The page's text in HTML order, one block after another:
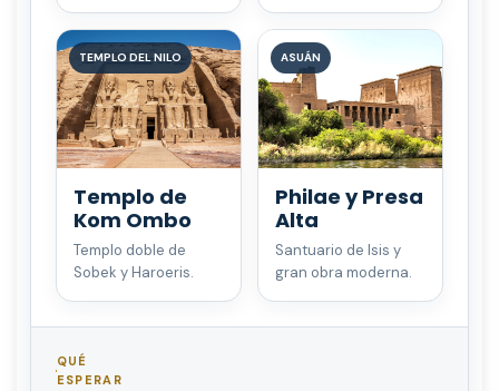
TEMPLO DEL NILO
Templo de
Kom Ombo
Templo doble de
Sobek y Haroeris.
ASUÁN
Philae y Presa
Alta
Santuario de Isis y
gran obra moderna.
QUÉ
ESPERAR